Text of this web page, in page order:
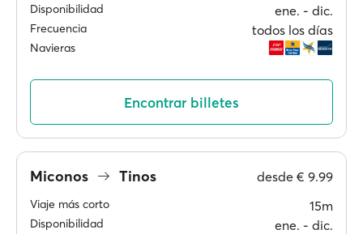
Disponibilidad ene. ‐ dic.
Frecuencia todos los días
Navieras
Encontrar billetes
Miconos Tinos desde € 9.99
Viaje más corto 15m
Disponibilidad ene. ‐ dic.